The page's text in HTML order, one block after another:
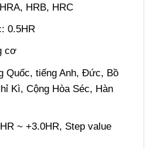
HRB, HRC
0.5HR
cơ
Quốc, tiếng Anh, Đức, Bồ
Kì, Cộng Hòa Séc, Hàn
~ +3.0HR, Step value